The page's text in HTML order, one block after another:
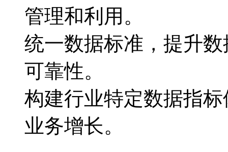
管理和利用。
统一数据标准，提升
可靠性。
构建行业特定数据指标
业务增长。